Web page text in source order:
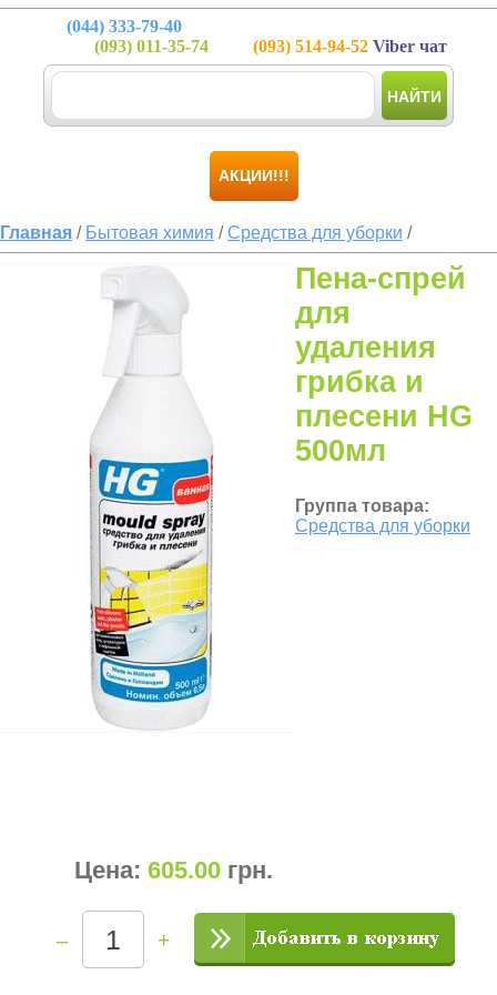
(044) 333-79-40
(093) 011-35-74 (093) 514-94-52 Viber чат
НАЙТИ
АКЦИИ!!!
Главная / Бытовая химия /Средства для уборки /
Пена-спрей
для
удаления
грибка и
плесени HG
500мл
Группа товара:
Средства для уборки
Цена: 605.00 грн.
– +